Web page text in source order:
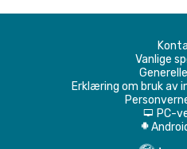
Vanlige
Erklæring om bruk av
d PC-
A